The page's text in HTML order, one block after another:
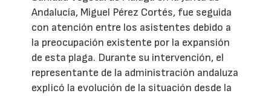
Andalucía, Miguel Pérez Cortés, fue seguida
con atención entre los asistentes debido a
la preocupación existente por la expansión
de esta plaga. Durante su intervención, el
representante de la administración andaluza
explicó la evolución de la situación desde la